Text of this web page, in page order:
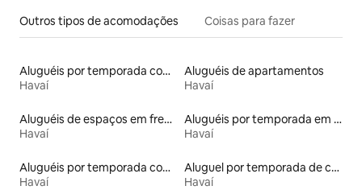
Outros tipos de acomodações Coisas para fazer
Aluguéis por temporada com acesso ao lago
Havaí
Aluguéis de apartamentos
Havaí
Aluguéis de espaços em frente à praia
Havaí
Aluguéis por temporada em hotéis-fazenda
Havaí
Aluguéis por temporada com caiaque
Havaí
Aluguel por temporada de casas de veraneio
Havaí